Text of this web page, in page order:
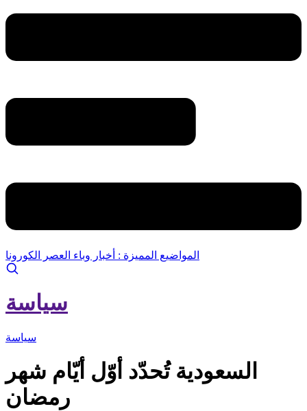
المواضيع المميزة : أخبار وباء العصر الكورونا
سياسة
سياسة
السعودية تُحدّد أوّل أيّام شهر
رمضان